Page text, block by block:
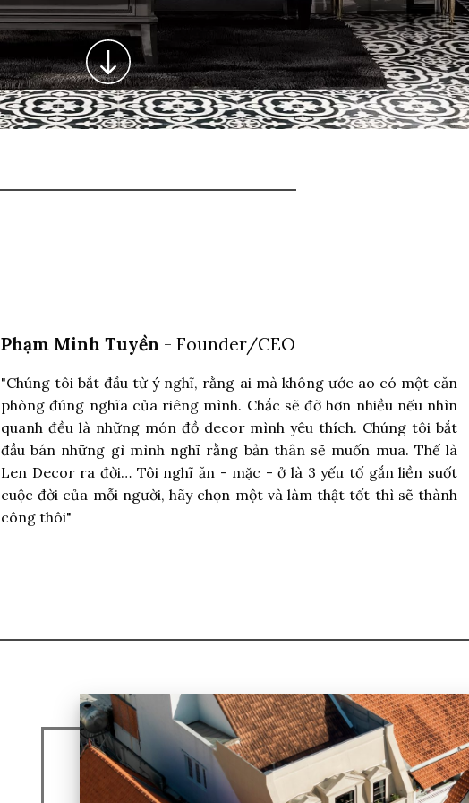
Phạm Minh Tuyền - Founder/CEO
"Chúng tôi bắt đầu từ ý nghĩ, rằng ai mà không ước ao có một căn
phòng đúng nghĩa của riêng mình. Chắc sẽ đỡ hơn nhiều nếu nhìn
quanh đều là những món đồ decor mình yêu thích. Chúng tôi bắt
đầu bán những gì mình nghĩ rằng bản thân sẽ muốn mua. Thế là
Len Decor ra đời… Tôi nghĩ ăn - mặc - ở là 3 yếu tố gắn liền suốt
cuộc đời của mỗi người, hãy chọn một và làm thật tốt thì sẽ thành
công thôi"